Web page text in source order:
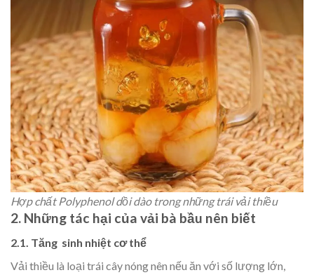
Hợp chất Polyphenol dồi dào trong những trái vải thiều
2. Những tác hại của vải bà bầu nên biết
2.1. Tăng sinh nhiệt cơ thể
Vải thiều là loại trái cây nóng nên nếu ăn với số lượng lớn,